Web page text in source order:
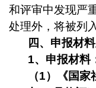
和评审中发现严
处理外，将被列
四、申报材
1、申报材料
（1）《国家